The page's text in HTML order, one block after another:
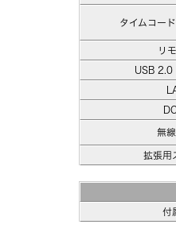
タイムコー
リ
USB 2.0
無
拡張用
付